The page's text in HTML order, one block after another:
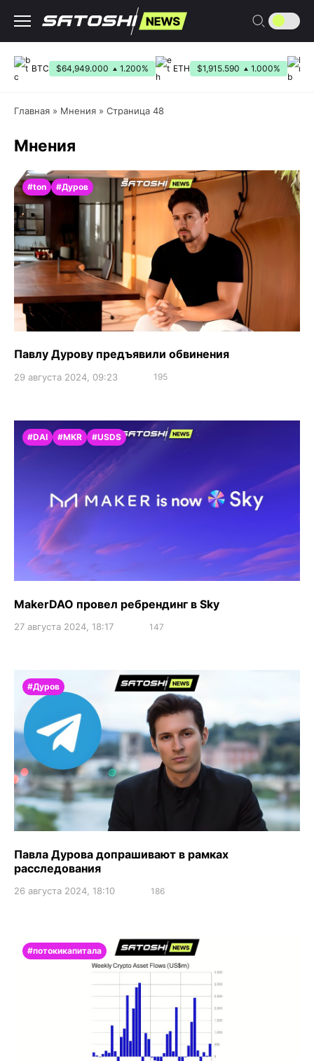
содержанию
BTC $64,949.000 1.200% ETH $1,915.590 1.000%
Главная » Мнения » Страница 48
Мнения
#ton #Дуров
Павлу Дурову предъявили обвинения
29 августа 2024, 09:23 195
#DAI #MKR #USDS
MakerDAO провел ребрендинг в Sky
27 августа 2024, 18:17 147
#Дуров
Павла Дурова допрашивают в рамках
расследования
26 августа 2024, 18:10 186
#потокикапитала